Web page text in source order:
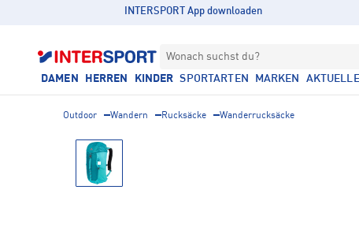
INTERSPORT App downloaden
Wonach suchst du?
DAMEN HERREN KINDER SPORTARTEN MARKEN
Outdoor Wandern Rucksäcke Wanderrucksäcke